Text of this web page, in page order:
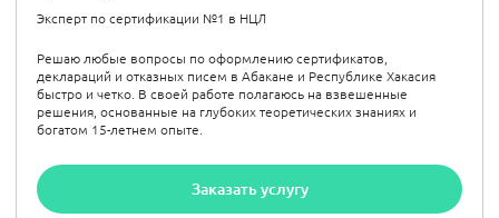
Эксперт по сертификации №1 в НЦЛ
Решаю любые вопросы по оформлению сертификатов,
деклараций и отказных писем в Абакане и Республике Хакасия
быстро и четко. В своей работе полагаюсь на взвешенные
решения, основанные на глубоких теоретических знаниях и
богатом 15-летнем опыте.
Заказать услугу